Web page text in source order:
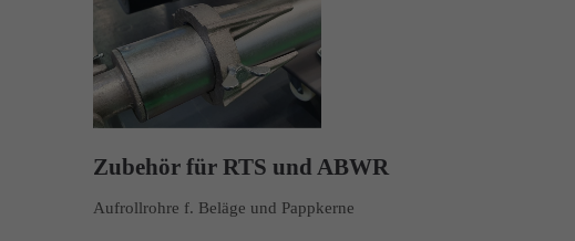
Zubehör für RTS und ABWR
Aufrollrohre f. Beläge und Pappkerne